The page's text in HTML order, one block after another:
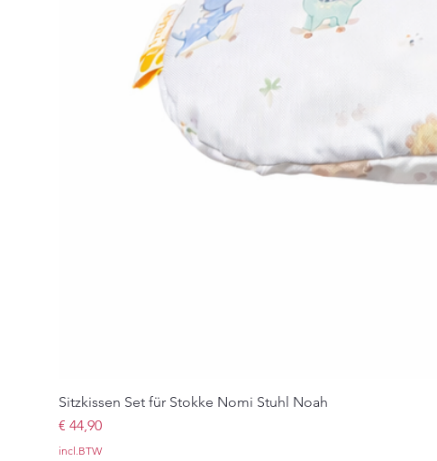
Sitzkissen Set für Stokke Nomi Stuhl Noah
Prijs
€ 44,90
incl.BTW